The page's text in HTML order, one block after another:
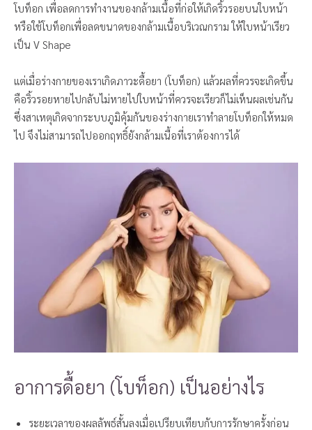
โบท็อก เพื่อลดการทำงานของกล้ามเนื้อที่ก่อให้เกิดริ้วรอยบนใบหน้า
หรือใช้โบท็อกเพื่อลดขนาดของกล้ามเนื้อบริเวณกราม ให้ใบหน้าเรียว
เป็น V Shape
แต่เมื่อร่างกายของเราเกิดภาวะดื้อยา (โบท็อก) แล้วผลที่ควรจะเกิดขึ้น
คือริ้วรอยหายไปกลับไม่หายไปใบหน้าที่ควรจะเรียวก็ไม่เห็นผลเช่นกัน
ซึ่งสาเหตุเกิดจากระบบภูมิคุ้มกันของร่างกายเราทำลายโบท็อกให้หมด
ไป จึงไม่สามารถไปออกฤทธิ์ยังกล้ามเนื้อที่เราต้องการได้
อาการดื้อยา (โบท็อก) เป็นอย่างไร
ระยะเวลาของผลลัพธ์สั้นลงเมื่อเปรียบเทียบกับการรักษาครั้งก่อน